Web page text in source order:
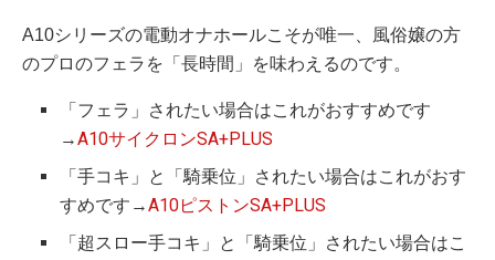
A10シリーズの電動オナホールこそが唯一、風俗嬢の方
のプロのフェラを「長時間」を味わえるのです。
「フェラ」されたい場合はこれがおすすめです
→A10サイクロンSA+PLUS
「手コキ」と「騎乗位」されたい場合はこれがおす
すめです→A10ピストンSA+PLUS
「超スロー手コキ」と「騎乗位」されたい場合はこ